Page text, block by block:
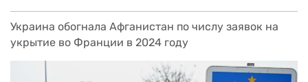
Украина обогнала Афганистан по числу заявок на
укрытие во Франции в 2024 году